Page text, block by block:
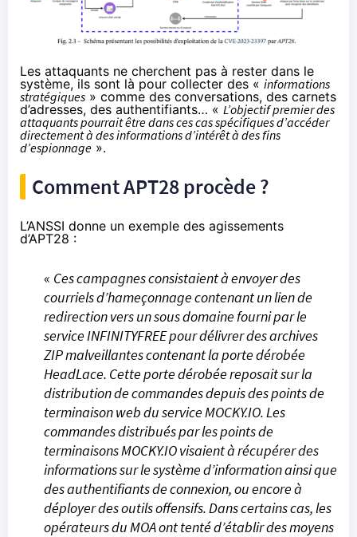
Les attaquants ne cherchent pas à rester dans le
système, ils sont là pour collecter des « informations
stratégiques » comme des conversations, des carnets
d’adresses, des authentifiants… « L’objectif premier des
attaquants pourrait être dans ces cas spécifiques d’accéder
directement à des informations d’intérêt à des fins
d’espionnage ».
Comment APT28 procède ?
L’ANSSI donne un exemple des agissements
d’APT28 :
« Ces campagnes consistaient à envoyer des
courriels d’hameçonnage contenant un lien de
redirection vers un sous domaine fourni par le
service INFINITYFREE pour délivrer des archives
ZIP malveillantes contenant la porte dérobée
HeadLace. Cette porte dérobée reposait sur la
distribution de commandes depuis des points de
terminaison web du service MOCKY.IO. Les
commandes distribués par les points de
terminaisons MOCKY.IO visaient à récupérer des
informations sur le système d’information ainsi que
des authentifiants de connexion, ou encore à
déployer des outils offensifs. Dans certains cas, les
opérateurs du MOA ont tenté d’établir des moyens